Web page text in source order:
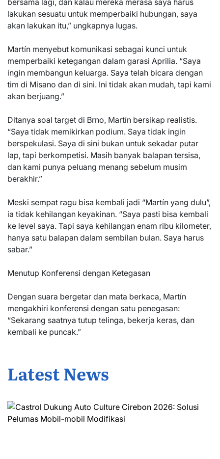
bersama lagi, dan kalau mereka merasa saya harus
lakukan sesuatu untuk memperbaiki hubungan, saya
akan lakukan itu,” ungkapnya lugas.
Martín menyebut komunikasi sebagai kunci untuk
memperbaiki ketegangan dalam garasi Aprilia. “Saya
ingin membangun keluarga. Saya telah bicara dengan
tim di Misano dan di sini. Ini tidak akan mudah, tapi kami
akan berjuang.”
Ditanya soal target di Brno, Martín bersikap realistis.
“Saya tidak memikirkan podium. Saya tidak ingin
berspekulasi. Saya di sini bukan untuk sekadar putar
lap, tapi berkompetisi. Masih banyak balapan tersisa,
dan kami punya peluang menang sebelum musim
berakhir.”
Meski sempat ragu bisa kembali jadi “Martín yang dulu”,
ia tidak kehilangan keyakinan. “Saya pasti bisa kembali
ke level saya. Tapi saya kehilangan enam ribu kilometer,
hanya satu balapan dalam sembilan bulan. Saya harus
sabar.”
Menutup Konferensi dengan Ketegasan
Dengan suara bergetar dan mata berkaca, Martín
mengakhiri konferensi dengan satu penegasan:
“Sekarang saatnya tutup telinga, bekerja keras, dan
kembali ke puncak.”
Latest News